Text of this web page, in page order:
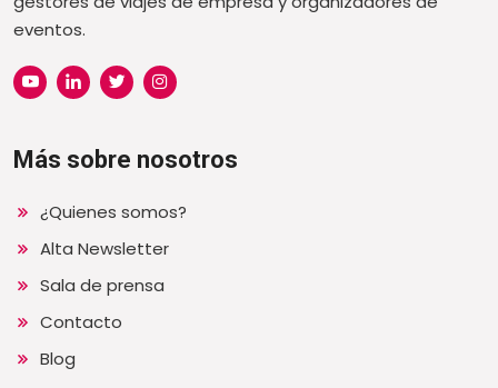
eventos.
Más sobre nosotros
¿Quienes somos?
Alta Newsletter
Sala de prensa
Contacto
Blog